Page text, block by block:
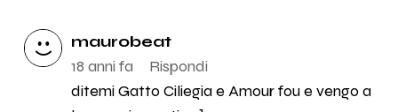
maurobeat
18 anni fa
Rispondi
ditemi Gatto Ciliegia e Amour fou e vengo a